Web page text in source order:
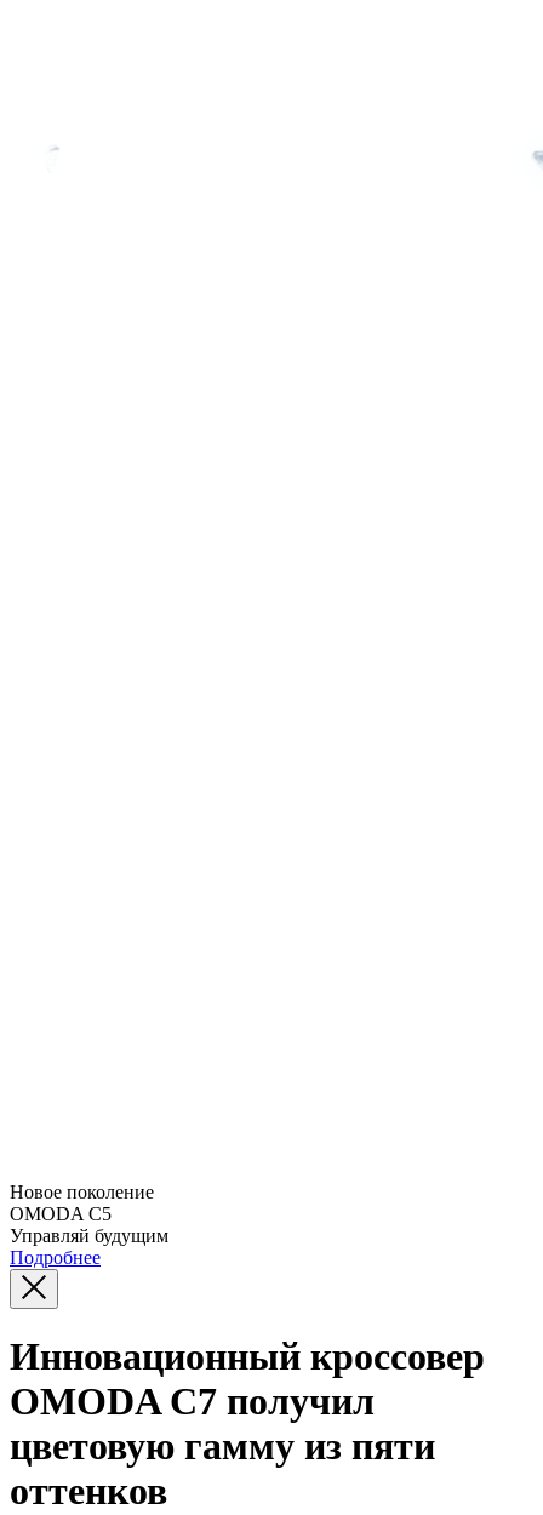
Новое поколение
OMODA C5
Управляй будущим
Подробнее
Инновационный кроссовер
OMODA C7 получил
цветовую гамму из пяти
оттенков